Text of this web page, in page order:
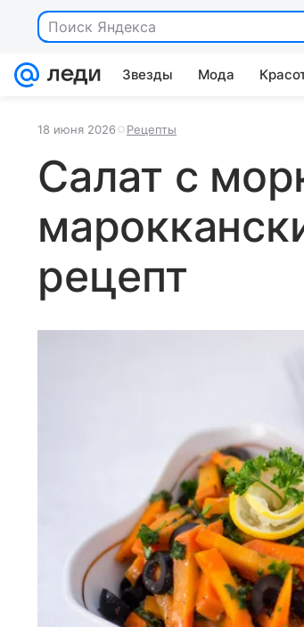
Поиск Яндекса
Звезды Мода
18 июня 2026 Рецепты
Салат с
рецепт